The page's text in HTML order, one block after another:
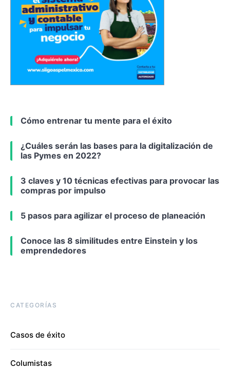
Cómo entrenar tu mente para el éxito
¿Cuáles serán las bases para la digitalización de
las Pymes en 2022?
3 claves y 10 técnicas efectivas para provocar las
compras por impulso
5 pasos para agilizar el proceso de planeación
Conoce las 8 similitudes entre Einstein y los
emprendedores
CATEGORÍAS
Casos de éxito
Columistas